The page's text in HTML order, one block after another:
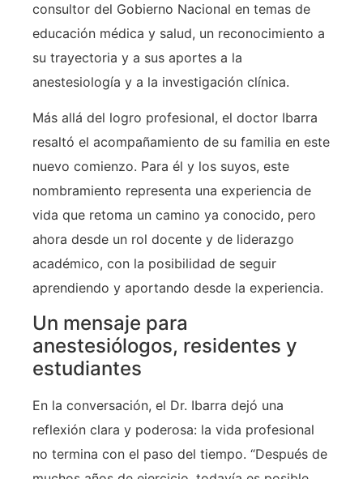
consultor del Gobierno Nacional en temas de
educación médica y salud, un reconocimiento a
su trayectoria y a sus aportes a la
anestesiología y a la investigación clínica.
Más allá del logro profesional, el doctor Ibarra
resaltó el acompañamiento de su familia en este
nuevo comienzo. Para él y los suyos, este
nombramiento representa una experiencia de
vida que retoma un camino ya conocido, pero
ahora desde un rol docente y de liderazgo
académico, con la posibilidad de seguir
aprendiendo y aportando desde la experiencia.
Un mensaje para
anestesiólogos, residentes y
estudiantes
En la conversación, el Dr. Ibarra dejó una
reflexión clara y poderosa: la vida profesional
no termina con el paso del tiempo. “Después de